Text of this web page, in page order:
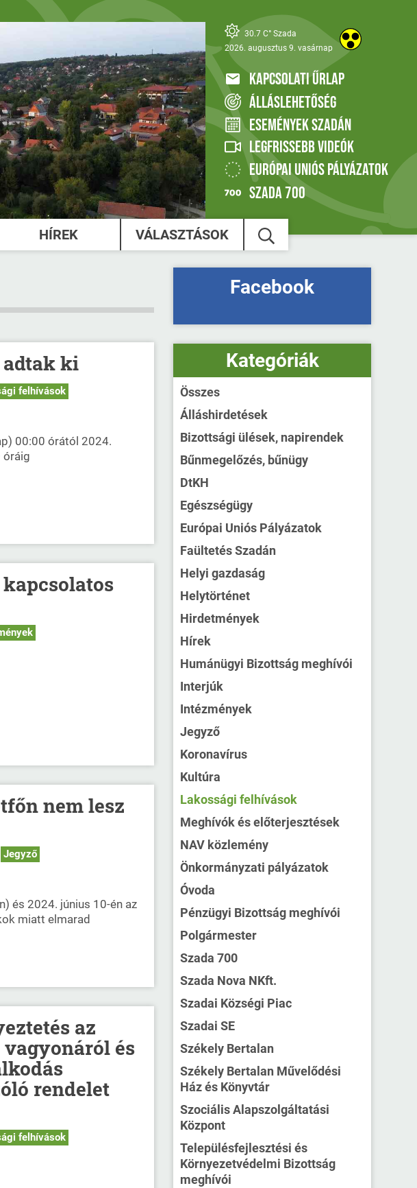
30.7 C° Szada
2026. augusztus 9. vasárnap
KAPCSOLATI ŰRLAP
ÁLLÁSLEHETŐSÉG
ESEMÉNYEK SZADÁN
LEGFRISSEBB VIDEÓK
EURÓPAI UNIÓS PÁLYÁZATOK
SZADA 700
HÍREK VÁLASZTÁSOK
adtak ki
felhívások
00:00 órától 2024.
óráig
nem lesz
Jegyző
és 2024. június 10-én az
miatt elmarad
az
és
rendelet
felhívások
Facebook
Kategóriák
Összes
Álláshirdetések
Bizottsági ülések, napirendek
Bűnmegelőzés, bűnügy
DtKH
Egészségügy
Európai Uniós Pályázatok
Faültetés Szadán
Helyi gazdaság
Helytörténet
Hirdetmények
Hírek
Humánügyi Bizottság meghívói
Interjúk
Intézmények
Jegyző
Koronavírus
Kultúra
Lakossági felhívások
Meghívók és előterjesztések
NAV közlemény
Önkormányzati pályázatok
Óvoda
Pénzügyi Bizottság meghívói
Polgármester
Szada 700
Szada Nova NKft.
Szadai Községi Piac
Szadai SE
Székely Bertalan
Székely Bertalan Művelődési
Ház és Könyvtár
Szociális Alapszolgáltatási
Központ
Településfejlesztési és
Környezetvédelmi Bizottság
meghívói